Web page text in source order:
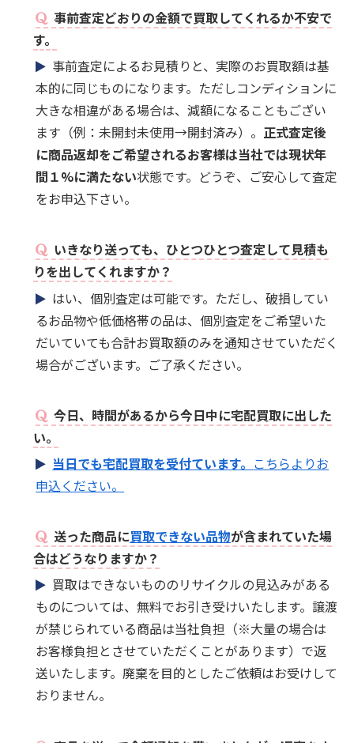
事前査定どおりの金額で買取してくれるか不安で
す。
事前査定によるお見積りと、実際のお買取額は基
本的に同じものになります。ただしコンディションに
大きな相違がある場合は、減額になることもござい
ます（例：未開封未使用→開封済み）。 正式査定後
に商品返却をご希望されるお客様は当社では現状年
間１%に満たない状態です。どうぞ、ご安心して査定
をお申込下さい。
いきなり送っても、ひとつひとつ査定して見積も
りを出してくれますか？
はい、個別査定は可能です。ただし、破損してい
るお品物や低価格帯の品は、個別査定をご希望いた
だいていても合計お買取額のみを通知させていただく
場合がございます。ご了承ください。
今日、時間があるから今日中に宅配買取に出した
い。
当日でも宅配買取を受付ています。 こちらよりお
申込ください。
送った商品に買取できない品物が含まれていた場
合はどうなりますか？
買取はできないもののリサイクルの見込みがある
ものについては、無料でお引き受けいたします。譲渡
が禁じられている商品は当社負担（※大量の場合は
お客様負担とさせていただくことがあります）で返
送いたします。廃棄を目的としたご依頼はお受けして
おりません。